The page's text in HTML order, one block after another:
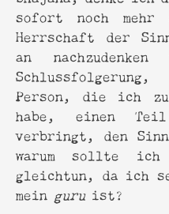
sofort noch
Herrschaft der
an
Person, die ich zu
habe, einen
verbringt, den
warum sollte
gleichtun, da ich
mein guruist?